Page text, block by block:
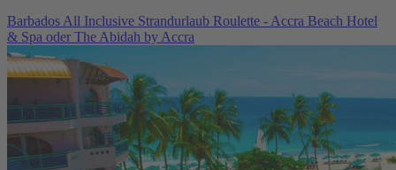
Barbados All Inclusive Strandurlaub Roulette - Accra Beach Hotel
& Spa oder The Abidah by Accra